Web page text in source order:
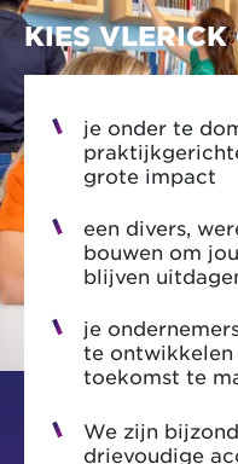
KIES VLERICK
je onder te
grote impact
een divers,
bouwen om
blijven
je
te ontwikkelen
toekomst te
We zijn
drievoudige